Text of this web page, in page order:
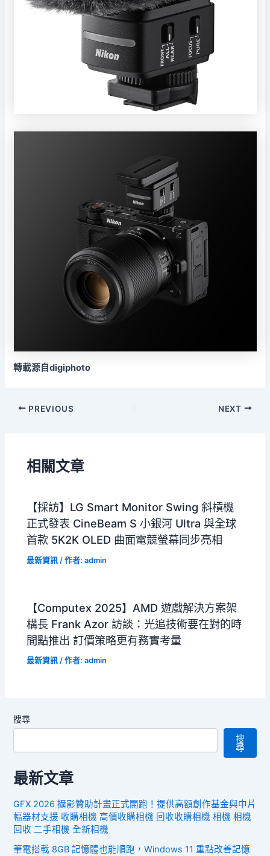
轉載源自digiphoto
PREVIOUS NEXT
相關文章
【採訪】LG Smart Monitor Swing 斜槓機
正式發表 CineBeam S 小銀河 Ultra 與全球
首款 5K2K OLED 曲面電競螢幕同步亮相
最新資訊 / 作者:admin
【Computex 2025】AMD 遊戲解決方案架
構長 Frank Azor 訪談：光追技術要在對的時
間點推出 訂價策略更有務實考量
最新資訊 / 作者:admin
搜尋
搜
尋
最新文章
GFX 2026 攝影贊助計畫正式開跑！提供高額創作基金與中片
幅器材支援 收購相機 高價收購相機 回收收購相機 相機 相機
回收 二手相機 全新相機
筆電搭載 8GB 記憶體也能順跑，Windows 11 重點改善記憶